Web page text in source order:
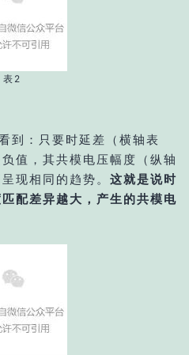
表2
到：只要时延差（横轴表
值，其共模电压幅度（纵轴
现相同的趋势。 这就是说时
配差异越大，产生的共模电